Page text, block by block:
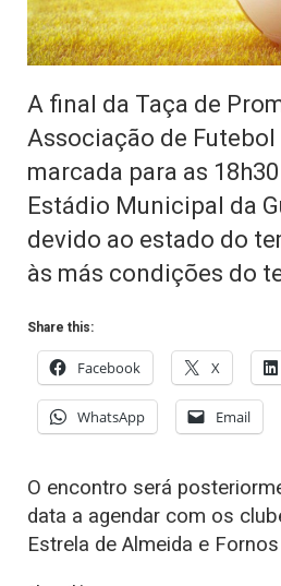
A final da Taça de
Associação de Futebol
marcada para as
Estádio Municipal da
devido ao estado do
às más condições do
Share this:
Facebook X
WhatsApp Email
O encontro será
data a agendar com os
Estrela de Almeida e